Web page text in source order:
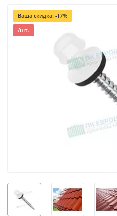
Ваша скидка: -17%
/шт.